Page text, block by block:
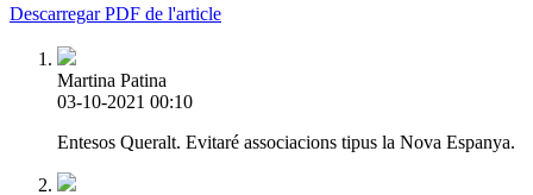
Descarregar PDF de l'article
Martina Patina
03-10-2021 00:10
Entesos Queralt. Evitaré associacions tipus la Nova Espanya.